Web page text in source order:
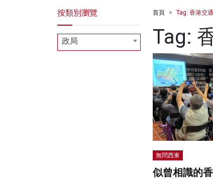
首頁 Tag: 香港交通
Tag:
無問西東
似曾相識的
按類別瀏覽
政局